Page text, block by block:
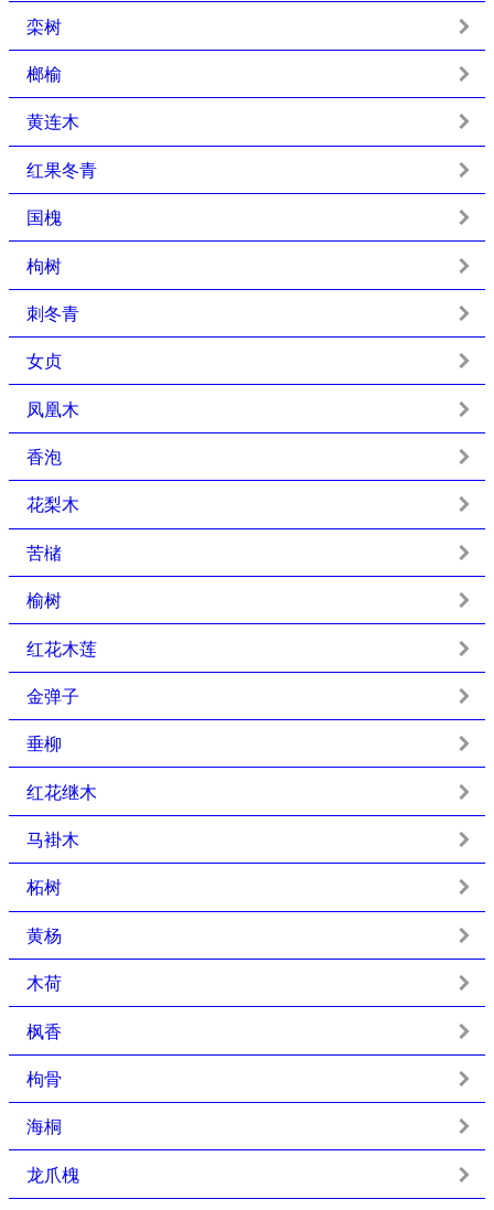
栾树
榔榆
黄连木
红果冬青
国槐
枸树
刺冬青
女贞
凤凰木
香泡
花梨木
苦槠
榆树
红花木莲
金弹子
垂柳
红花继木
马褂木
柘树
黄杨
木荷
枫香
枸骨
海桐
龙爪槐